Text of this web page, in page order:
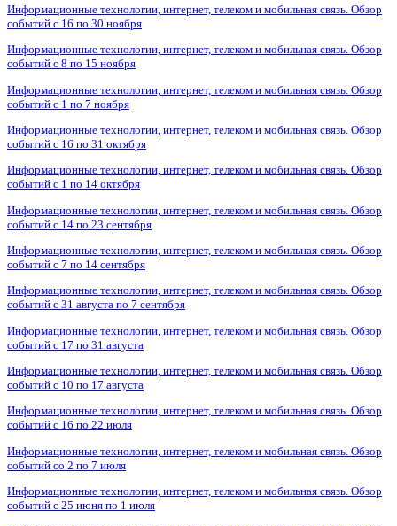
Информационные технологии, интернет, телеком и мобильная связь. Обзор
событий с 16 по 30 ноября
Информационные технологии, интернет, телеком и мобильная связь. Обзор
событий с 8 по 15 ноября
Информационные технологии, интернет, телеком и мобильная связь. Обзор
событий с 1 по 7 ноября
Информационные технологии, интернет, телеком и мобильная связь. Обзор
событий с 16 по 31 октября
Информационные технологии, интернет, телеком и мобильная связь. Обзор
событий с 1 по 14 октября
Информационные технологии, интернет, телеком и мобильная связь. Обзор
событий с 14 по 23 сентября
Информационные технологии, интернет, телеком и мобильная связь. Обзор
событий с 7 по 14 сентября
Информационные технологии, интернет, телеком и мобильная связь. Обзор
событий с 31 августа по 7 сентября
Информационные технологии, интернет, телеком и мобильная связь. Обзор
событий с 17 по 31 августа
Информационные технологии, интернет, телеком и мобильная связь. Обзор
событий с 10 по 17 августа
Информационные технологии, интернет, телеком и мобильная связь. Обзор
событий с 16 по 22 июля
Информационные технологии, интернет, телеком и мобильная связь. Обзор
событий со 2 по 7 июля
Информационные технологии, интернет, телеком и мобильная связь. Обзор
событий с 25 июня по 1 июля